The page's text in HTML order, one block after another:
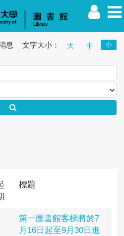
校友 其他 訪客
息 文字大小： 大 中 小
標題
第一圖書館客梯將於7
月16日起至9月30日進